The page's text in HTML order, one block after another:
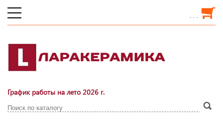
. . .
График работы на лето 2026 г.